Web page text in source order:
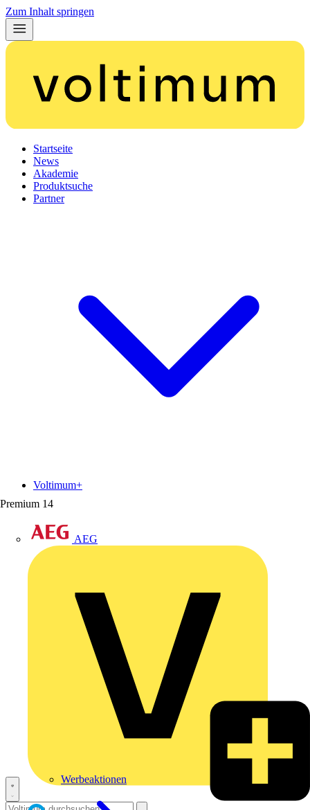
Zum Inhalt springen
Startseite
News
Akademie
Produktsuche
Partner
Premium 14
AEG
Voltimum+
Werbeaktionen